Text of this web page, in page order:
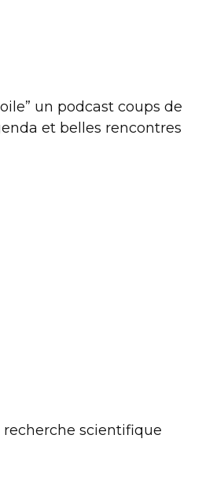
un podcast coups de
et belles rencontres
recherche scientifique